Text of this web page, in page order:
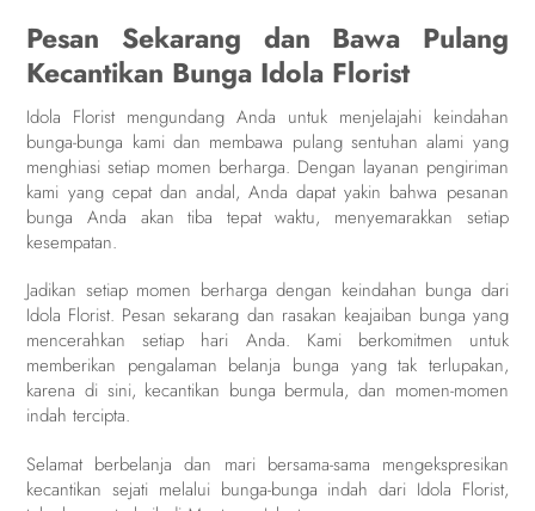
Pesan Sekarang dan Bawa Pulang
Kecantikan Bunga Idola Florist
Idola Florist mengundang Anda untuk menjelajahi keindahan
bunga-bunga kami dan membawa pulang sentuhan alami yang
menghiasi setiap momen berharga. Dengan layanan pengiriman
kami yang cepat dan andal, Anda dapat yakin bahwa pesanan
bunga Anda akan tiba tepat waktu, menyemarakkan setiap
kesempatan.
Jadikan setiap momen berharga dengan keindahan bunga dari
Idola Florist. Pesan sekarang dan rasakan keajaiban bunga yang
mencerahkan setiap hari Anda. Kami berkomitmen untuk
memberikan pengalaman belanja bunga yang tak terlupakan,
karena di sini, kecantikan bunga bermula, dan momen-momen
indah tercipta.
Selamat berbelanja dan mari bersama-sama mengekspresikan
kecantikan sejati melalui bunga-bunga indah dari Idola Florist,